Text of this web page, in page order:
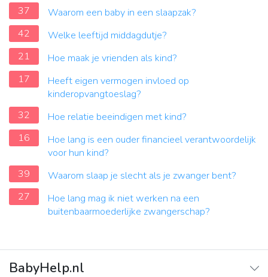
37
Waarom een baby in een slaapzak?
42
Welke leeftijd middagdutje?
21
Hoe maak je vrienden als kind?
17
Heeft eigen vermogen invloed op
kinderopvangtoeslag?
32
Hoe relatie beeindigen met kind?
16
Hoe lang is een ouder financieel verantwoordelijk
voor hun kind?
39
Waarom slaap je slecht als je zwanger bent?
27
Hoe lang mag ik niet werken na een
buitenbaarmoederlijke zwangerschap?
BabyHelp.nl